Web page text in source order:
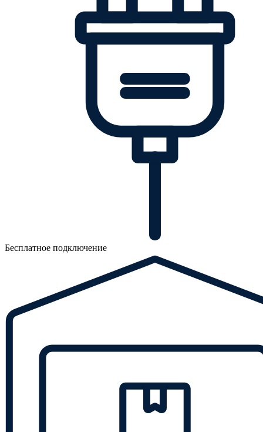
Бесплатное подключение